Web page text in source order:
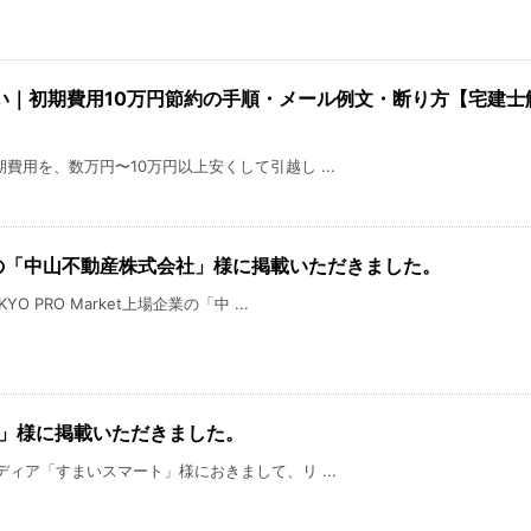
初期費用10万円節約の手順・メール例文・断り方【宅建士
用を、数万円〜10万円以上安くして引越し ...
中山不動産株式会社」様に掲載いただきました。
PRO Market上場企業の「中 ...
様に掲載いただきました。
ィア「すまいスマート」様におきまして、リ ...